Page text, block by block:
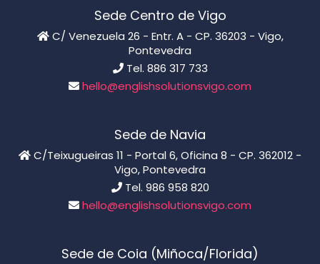
Sede Centro de Vigo
C/ Venezuela 26 - Entr. A - CP. 36203 - Vigo,
Pontevedra
Tel. 886 317 733
hello@englishsolutionsvigo.com
Sede de Navia
C/Teixugueiras 11 - Portal 6, Oficina 8 - CP. 362012 -
Vigo, Pontevedra
Tel. 986 958 820
hello@englishsolutionsvigo.com
Sede de Coia (Miñoca/Florida)